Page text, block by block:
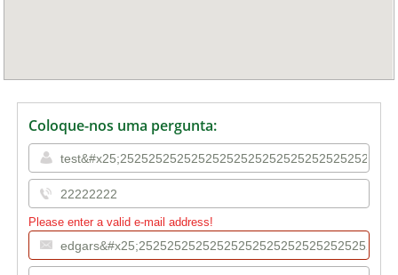
Coloque-nos uma pergunta:
Please enter a valid e-mail address!